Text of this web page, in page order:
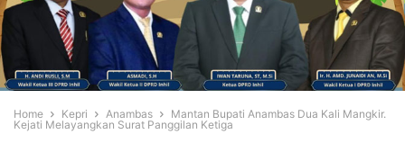
Home Kepri Anambas
Mantan Bupati Anambas Dua Kali Mangkir.
Kejati Melayangkan Surat Panggilan Ketiga